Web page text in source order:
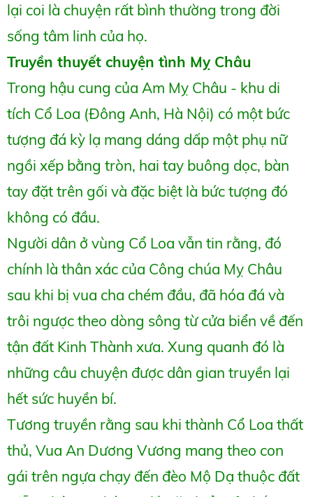
lại coi là chuyện rất bình thường trong đời
sống tâm linh của họ.
Truyền thuyết chuyện tình Mỵ Châu
Trong hậu cung của Am Mỵ Châu - khu di
tích Cổ Loa (Đông Anh, Hà Nội) có một bức
tượng đá kỳ lạ mang dáng dấp một phụ nữ
ngồi xếp bằng tròn, hai tay buông dọc, bàn
tay đặt trên gối và đặc biệt là bức tượng đó
không có đầu.
Người dân ở vùng Cổ Loa vẫn tin rằng, đó
chính là thân xác của Công chúa Mỵ Châu
sau khi bị vua cha chém đầu, đã hóa đá và
trôi ngược theo dòng sông từ cửa biển về đến
tận đất Kinh Thành xưa. Xung quanh đó là
những câu chuyện được dân gian truyền lại
hết sức huyền bí.
Tương truyền rằng sau khi thành Cổ Loa thất
thủ, Vua An Dương Vương mang theo con
gái trên ngựa chạy đến đèo Mộ Dạ thuộc đất